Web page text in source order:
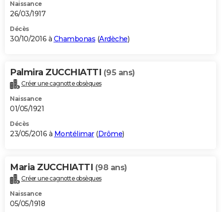
Naissance
26/03/1917
Décès
30/10/2016 à Chambonas (Ardèche)
Palmira ZUCCHIATTI (95 ans)
Créer une cagnotte obsèques
Naissance
01/05/1921
Décès
23/05/2016 à Montélimar(Drôme)
Maria ZUCCHIATTI (98 ans)
Créer une cagnotte obsèques
Naissance
05/05/1918